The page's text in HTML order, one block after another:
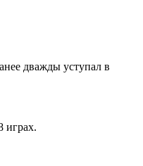
дважды уступал в
играх.